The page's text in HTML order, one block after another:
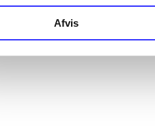
Afvis